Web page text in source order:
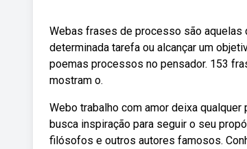
Webas frases de processo são aquelas
determinada tarefa ou alcançar um
poemas processos no pensador. 153
mostram o.
Webo trabalho com amor deixa
busca inspiração para seguir o seu
filósofos e outros autores famosos.